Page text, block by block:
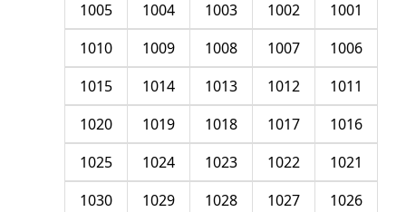
1001
1002
1003
1004
1005
1006
1007
1008
1009
1010
1011
1012
1013
1014
1015
1016
1017
1018
1019
1020
1021
1022
1023
1024
1025
1026
1027
1028
1029
1030